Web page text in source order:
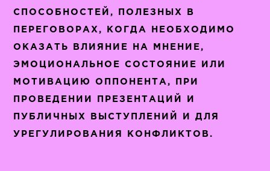
СПОСОБНОСТЕЙ, ПОЛЕЗНЫХ В
ПЕРЕГОВОРАХ, КОГДА НЕОБХОДИМО
ОКАЗАТЬ ВЛИЯНИЕ НА МНЕНИЕ,
ЭМОЦИОНАЛЬНОЕ СОСТОЯНИЕ ИЛИ
МОТИВАЦИЮ ОППОНЕНТА, ПРИ
ПРОВЕДЕНИИ ПРЕЗЕНТАЦИЙ И
ПУБЛИЧНЫХ ВЫСТУПЛЕНИЙ И ДЛЯ
УРЕГУЛИРОВАНИЯ КОНФЛИКТОВ.